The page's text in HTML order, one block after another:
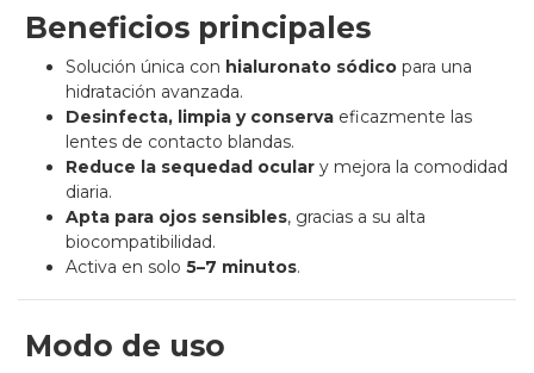
Beneficios principales
Solución única con hialuronato sódico para una
hidratación avanzada.
Desinfecta, limpia y conserva eficazmente las
lentes de contacto blandas.
Reduce la sequedad ocular y mejora la comodidad
diaria.
Apta para ojos sensibles, gracias a su alta
biocompatibilidad.
Activa en solo 5–7 minutos.
Modo de uso